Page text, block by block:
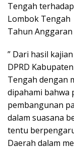
Tengah
Lombok Tengah
Tahun Anggaran
” Dari hasil
DPRD
Tengah dengan
dipahami bahwa
pembangunan
dalam suasana
tentu
Daerah dalam